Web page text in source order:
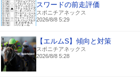
スワードの前走評価
スポニチアネックス
2026/8/8 5:29
【エルムS】傾向と対策
スポニチアネックス
2026/8/8 5:28